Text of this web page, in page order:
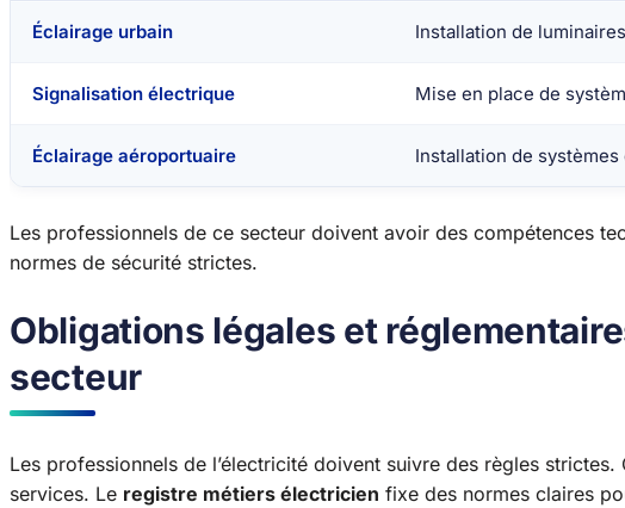
Éclairage urbain Installation de
Signalisation électrique Mise en place de
Éclairage aéroportuaire Installation de
Les professionnels de ce secteur doivent avoir des compétences
normes de sécurité strictes.
Obligations légales et
secteur
Les professionnels de l’électricité doivent suivre des règles
services. Le registre métiers électricien fixe des normes claires